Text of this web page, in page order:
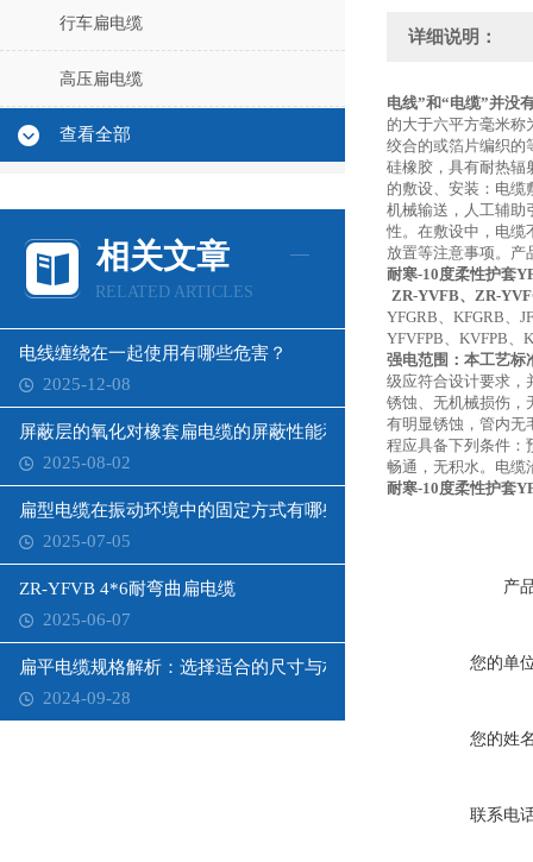
行车扁电缆
高压扁电缆
查看全部
相关文章
RELATED ARTICLES
电线缠绕在一起使用有哪些危害？
2025-12-08
屏蔽层的氧化对橡套扁电缆的屏蔽性能和寿命有何影响？
2025-08-02
扁型电缆在振动环境中的固定方式有哪些？
2025-07-05
ZR-YFVB 4*6耐弯曲扁电缆
2025-06-07
扁平电缆规格解析：选择适合的尺寸与材质
2024-09-28
详细说明：
电线”和“电缆”并没
的大于六平方毫米称
绞合的或箔片编织的
硅橡胶，具有耐热辐
的敷设、安装：电缆
机械输送，人工辅助
性。在敷设中，电缆
放置等注意事项。产
耐寒-10度柔性护套
ZR-YVFB、ZR-
YFGRB、KFGRB、
YFVFPB、KVFPB、
强电范围：本工艺标
级应符合设计要求，
锈蚀、无机械损伤，
有明显锈蚀，管内无
程应具备下列条件：
畅通，无积水。电缆
耐寒-10度柔性护套
产
您的单
您的姓
联系电